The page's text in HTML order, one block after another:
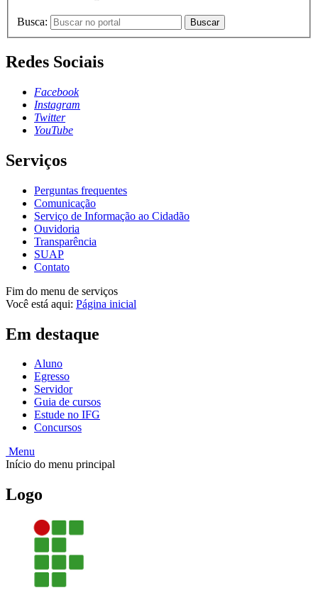
Busca: Buscar
Redes Sociais
Facebook
Instagram
Twitter
YouTube
Serviços
Perguntas frequentes
Comunicação
Serviço de Informação ao Cidadão
Ouvidoria
Transparência
SUAP
Contato
Fim do menu de serviços
Você está aqui: Página inicial
Em destaque
Aluno
Egresso
Servidor
Guia de cursos
Estude no IFG
Concursos
Menu
Início do menu principal
Logo